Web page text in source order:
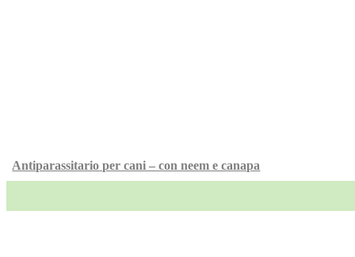
Antiparassitario per cani – con neem e canapa